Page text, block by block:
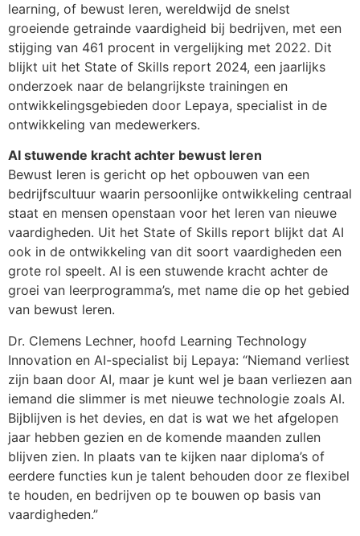
learning, of bewust leren, wereldwijd de snelst
groeiende getrainde vaardigheid bij bedrijven, met een
stijging van 461 procent in vergelijking met 2022. Dit
blijkt uit het State of Skills report 2024, een jaarlijks
onderzoek naar de belangrijkste trainingen en
ontwikkelingsgebieden door Lepaya, specialist in de
ontwikkeling van medewerkers.
AI stuwende kracht achter bewust leren
Bewust leren is gericht op het opbouwen van een
bedrijfscultuur waarin persoonlijke ontwikkeling centraal
staat en mensen openstaan voor het leren van nieuwe
vaardigheden. Uit het State of Skills report blijkt dat AI
ook in de ontwikkeling van dit soort vaardigheden een
grote rol speelt. AI is een stuwende kracht achter de
groei van leerprogramma’s, met name die op het gebied
van bewust leren.
Dr. Clemens Lechner, hoofd Learning Technology
Innovation en AI-specialist bij Lepaya: “Niemand verliest
zijn baan door AI, maar je kunt wel je baan verliezen aan
iemand die slimmer is met nieuwe technologie zoals AI.
Bijblijven is het devies, en dat is wat we het afgelopen
jaar hebben gezien en de komende maanden zullen
blijven zien. In plaats van te kijken naar diploma’s of
eerdere functies kun je talent behouden door ze flexibel
te houden, en bedrijven op te bouwen op basis van
vaardigheden.”